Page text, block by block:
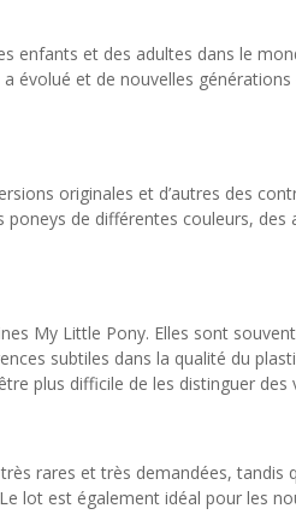
enfants et des adultes dans le
évolué et de nouvelles
originales et d’autres des
de différentes couleurs, des
My Little Pony. Elles sont
subtiles dans la qualité du
plus difficile de les distinguer des
rares et très demandées, tandis
lot est également idéal pour les